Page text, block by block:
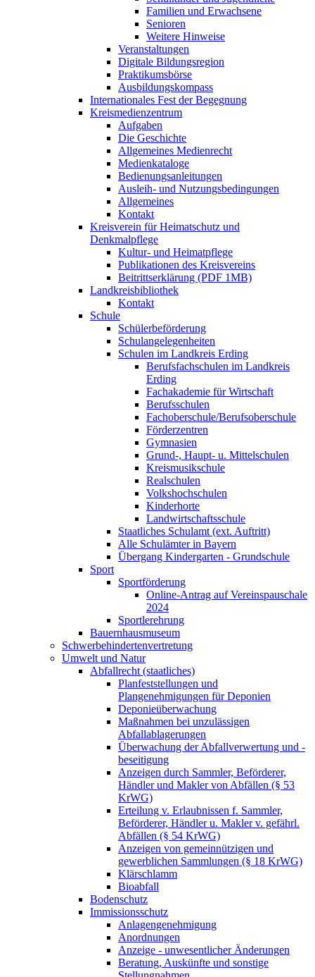
Familien und Erwachsene
Senioren
Weitere Hinweise
Veranstaltungen
Digitale Bildungsregion
Praktikumsbörse
Ausbildungskompass
Internationales Fest der Begegnung
Kreismedienzentrum
Aufgaben
Die Geschichte
Allgemeines Medienrecht
Medienkataloge
Bedienungsanleitungen
Ausleih- und Nutzungsbedingungen
Allgemeines
Kontakt
Kreisverein für Heimatschutz und
Denkmalpflege
Kultur- und Heimatpflege
Publikationen des Kreisvereins
Beitrittserklärung (PDF 1MB)
Landkreisbibliothek
Kontakt
Schule
Schülerbeförderung
Schulangelegenheiten
Schulen im Landkreis Erding
Berufsfachschulen im Landkreis
Erding
Fachakademie für Wirtschaft
Berufsschulen
Fachoberschule/Berufsoberschule
Förderzentren
Gymnasien
Grund-, Haupt- u. Mittelschulen
Kreismusikschule
Realschulen
Volkshochschulen
Kinderhorte
Landwirtschaftsschule
Staatliches Schulamt (ext. Auftritt)
Alle Schulämter in Bayern
Übergang Kindergarten - Grundschule
Sport
Sportförderung
Online-Antrag auf Vereinspauschale
2024
Sportlerehrung
Bauernhausmuseum
Schwerbehindertenvertretung
Umwelt und Natur
Abfallrecht (staatliches)
Planfeststellungen und
Plangenehmigungen für Deponien
Deponieüberwachung
Maßnahmen bei unzulässigen
Abfallablagerungen
Überwachung der Abfallverwertung und -
beseitigung
Anzeigen durch Sammler, Beförderer,
Händler und Makler von Abfällen (§ 53
KrWG)
Erteilung v. Erlaubnissen f. Sammler,
Beförderer, Händler u. Makler v. gefährl.
Abfällen (§ 54 KrWG)
Anzeigen von gemeinnützigen und
gewerblichen Sammlungen (§ 18 KrWG)
Klärschlamm
Bioabfall
Bodenschutz
Immissionsschutz
Anlagengenehmigung
Anordnungen
Anzeige - unwesentlicher Änderungen
Beratung, Auskünfte und sonstige